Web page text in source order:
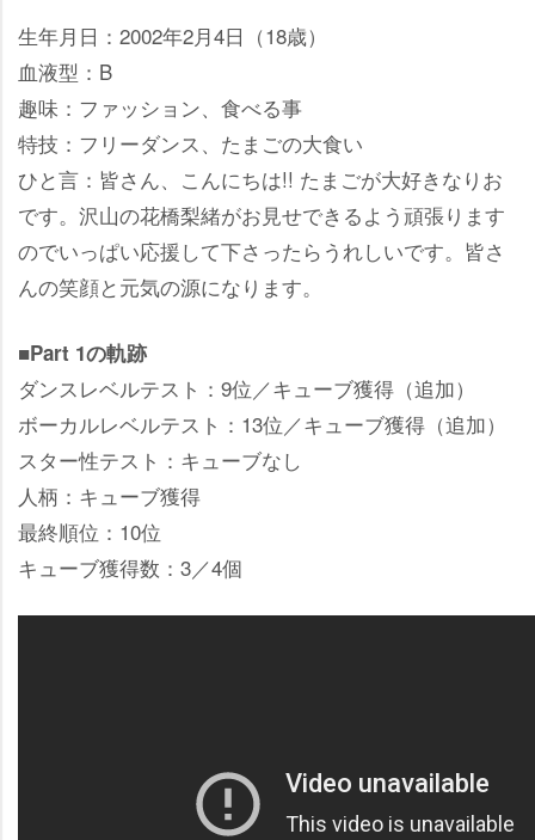
生年月日：2002年2月4日（18歳）
血液型：B
趣味：ファッション、食べる事
特技：フリーダンス、たまごの大食い
ひと言：皆さん、こんにちは!! たまごが大好きなりお
です。沢山の花橋梨緒がお見せできるよう頑張ります
のでいっぱい応援して下さったらうれしいです。皆さ
んの笑顔と元気の源になります。
■Part 1の軌跡
ダンスレベルテスト：9位／キューブ獲得（追加）
ボーカルレベルテスト：13位／キューブ獲得（追加）
スター性テスト：キューブなし
人柄：キューブ獲得
最終順位：10位
キューブ獲得数：3／4個